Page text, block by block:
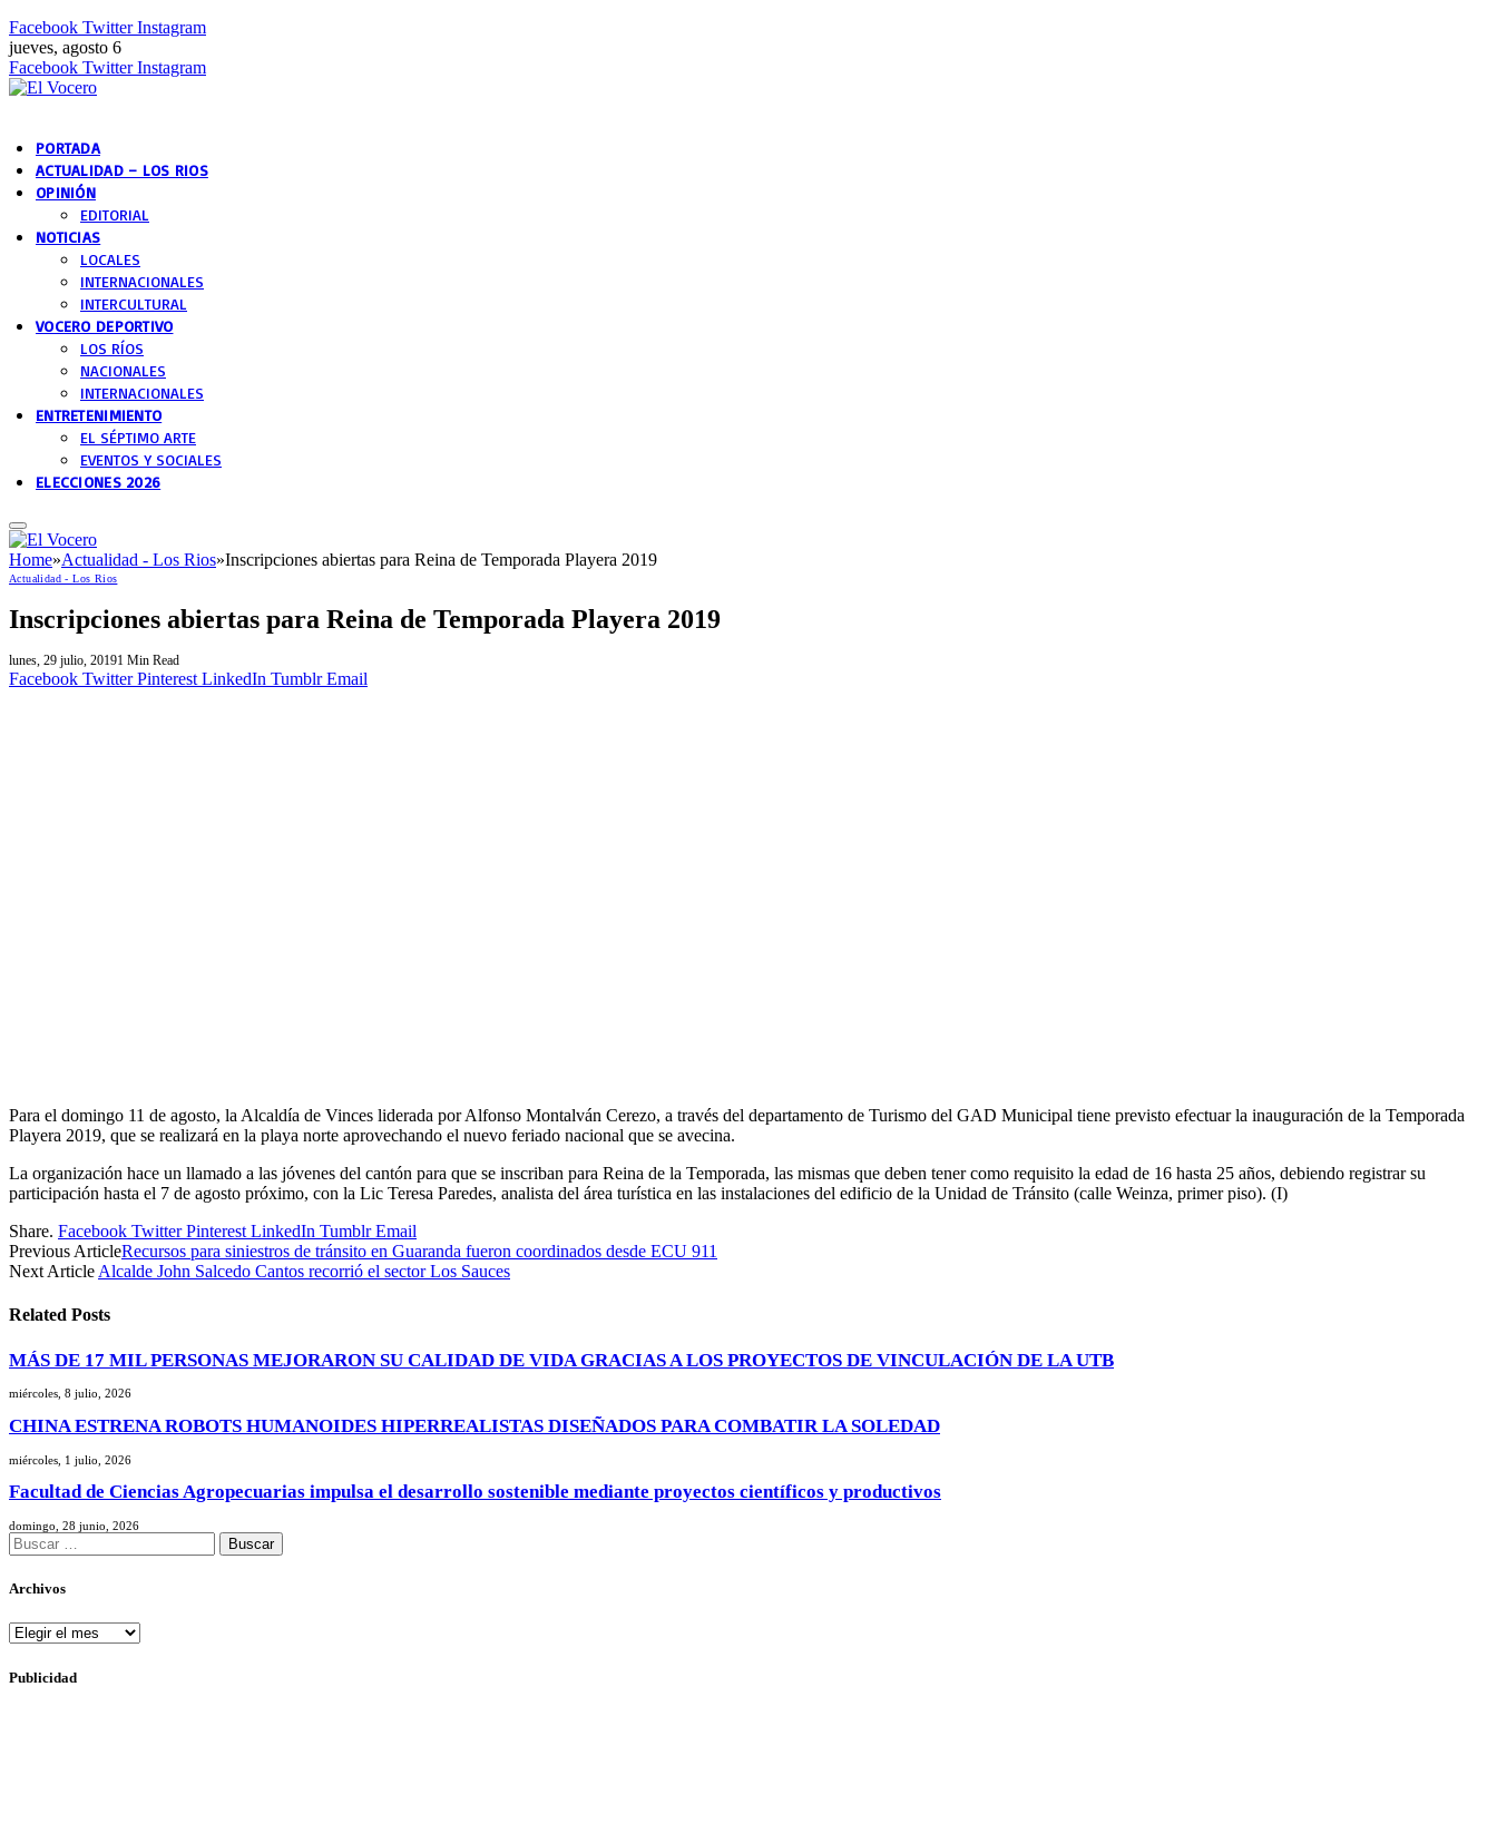
Facebook Twitter Instagram
jueves, agosto 6
Facebook Twitter Instagram
PORTADA
ACTUALIDAD – LOS RIOS
OPINIÓN
EDITORIAL
NOTICIAS
LOCALES
INTERNACIONALES
INTERCULTURAL
VOCERO DEPORTIVO
LOS RÍOS
NACIONALES
INTERNACIONALES
ENTRETENIMIENTO
EL SÉPTIMO ARTE
EVENTOS Y SOCIALES
ELECCIONES 2026
Home»Actualidad - Los Rios»Inscripciones abiertas para Reina de Temporada Playera 2019
Actualidad - Los Rios
Inscripciones abiertas para Reina de Temporada Playera 2019
lunes, 29 julio, 20191 Min Read
Facebook Twitter Pinterest LinkedIn Tumblr Email
Para el domingo 11 de agosto, la Alcaldía de Vinces liderada por Alfonso Montalván Cerezo, a través del departamento de Turismo del GAD Municipal tiene previsto efectuar la inauguración de la Temporada
Playera 2019, que se realizará en la playa norte aprovechando el nuevo feriado nacional que se avecina.
La organización hace un llamado a las jóvenes del cantón para que se inscriban para Reina de la Temporada, las mismas que deben tener como requisito la edad de 16 hasta 25 años, debiendo registrar su
participación hasta el 7 de agosto próximo, con la Lic Teresa Paredes, analista del área turística en las instalaciones del edificio de la Unidad de Tránsito (calle Weinza, primer piso). (I)
Share. Facebook Twitter Pinterest LinkedIn Tumblr Email
Previous ArticleRecursos para siniestros de tránsito en Guaranda fueron coordinados desde ECU 911
Next Article Alcalde John Salcedo Cantos recorrió el sector Los Sauces
Related Posts
MÁS DE 17 MIL PERSONAS MEJORARON SU CALIDAD DE VIDA GRACIAS A LOS PROYECTOS DE VINCULACIÓN DE LA UTB
miércoles, 8 julio, 2026
CHINA ESTRENA ROBOTS HUMANOIDES HIPERREALISTAS DISEÑADOS PARA COMBATIR LA SOLEDAD
miércoles, 1 julio, 2026
Facultad de Ciencias Agropecuarias impulsa el desarrollo sostenible mediante proyectos científicos y productivos
domingo, 28 junio, 2026
Buscar:
Archivos
Archivos
Publicidad